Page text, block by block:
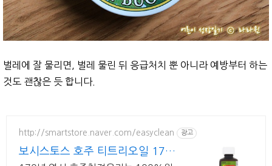
벌레에 잘 물리면, 벌레 물린 뒤 응급처치 뿐 아니라 예방부터 하는
것도 괜찮은 듯 합니다.
http://smartstore.naver.com/easyclean 광고
보시스토스 호주 티트리오일 170